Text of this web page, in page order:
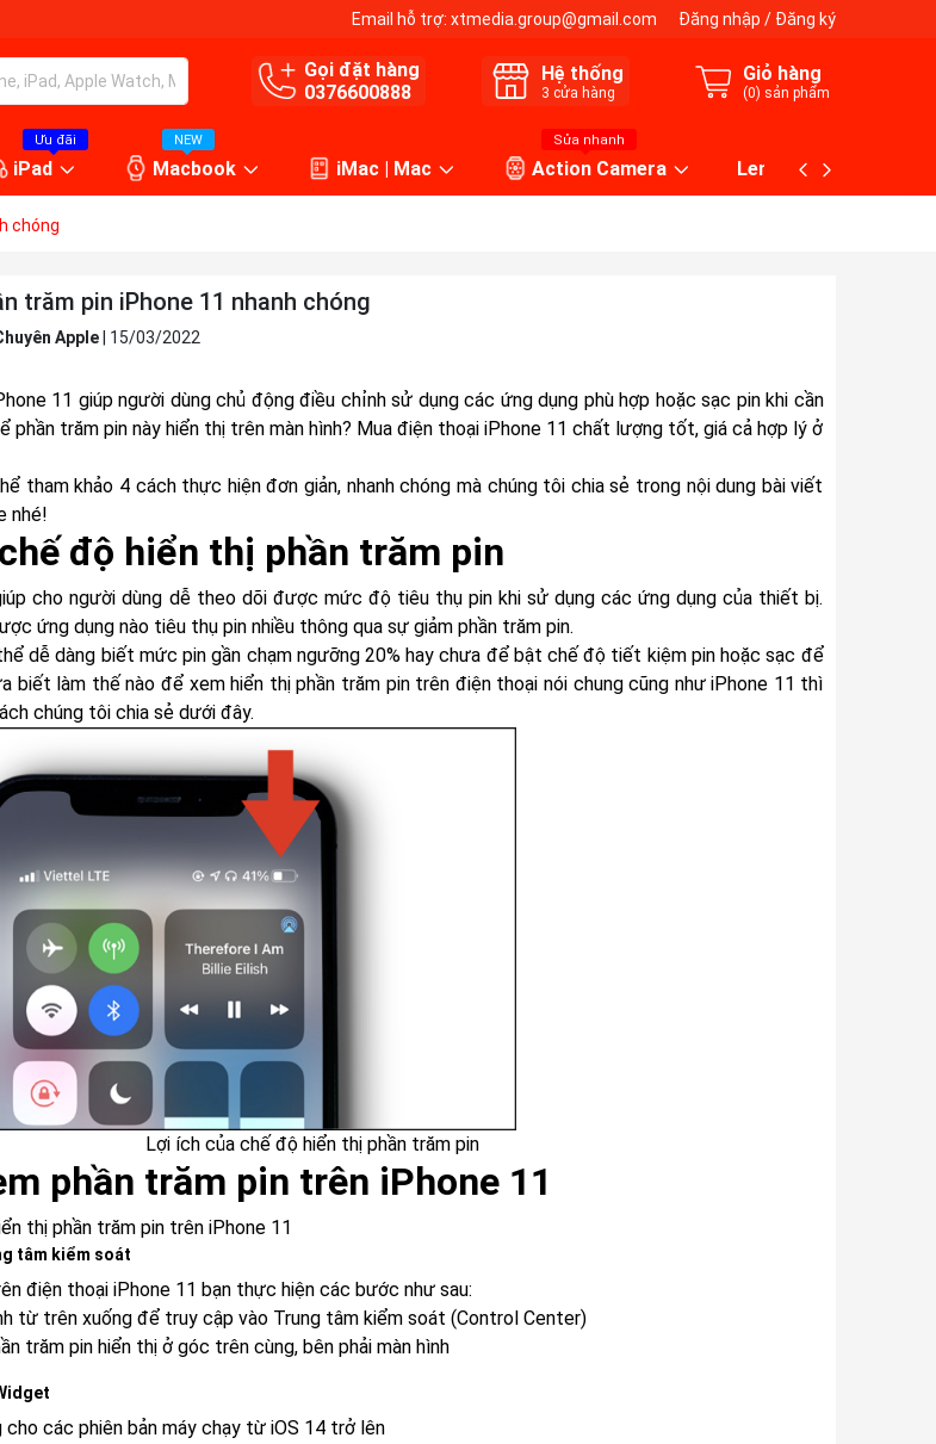
Email hỗ trợ: xtmedia.group@gmail.com Đăng nhập / Đăng ký
Gọi đặt hàng
0376600888
Hệ thống
3 cửa hàng
Giỏ hàng
(0) sản phẩm
Ưu đãi
iPad
NEW
Macbook iMac | Mac
Sửa nhanh
Action Camera Lens máy ảnh
chóng
trăm pin iPhone 11 nhanh chóng
Apple 15/03/2022
11 giúp người dùng chủ động điều chỉnh sử dụng các ứng dụng phù hợp hoặc sạc pin khi cần
phần trăm pin này hiển thị trên màn hình? Mua điện thoại iPhone 11 chất lượng tốt, giá cả hợp lý ở
tham khảo 4 cách thực hiện đơn giản, nhanh chóng mà chúng tôi chia sẻ trong nội dung bài viết
nhé!
độ hiển thị phần trăm pin
cho người dùng dễ theo dõi được mức độ tiêu thụ pin khi sử dụng các ứng dụng của thiết bị.
ứng dụng nào tiêu thụ pin nhiều thông qua sự giảm phần trăm pin.
dễ dàng biết mức pin gần chạm ngưỡng 20% hay chưa để bật chế độ tiết kiệm pin hoặc sạc để
biết làm thế nào để xem hiển thị phần trăm pin trên điện thoại nói chung cũng như iPhone 11 thì
chúng tôi chia sẻ dưới đây.
Lợi ích của chế độ hiển thị phần trăm pin
phần trăm pin trên iPhone 11
thị phần trăm pin trên iPhone 11
tâm kiểm soát
điện thoại iPhone 11 bạn thực hiện các bước như sau:
từ trên xuống để truy cập vào Trung tâm kiểm soát (Control Center)
trăm pin hiển thị ở góc trên cùng, bên phải màn hình
cho các phiên bản máy chạy từ iOS 14 trở lên